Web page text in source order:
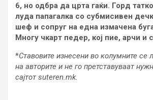
6, но одбра да црта гаќи. Горд
луда папагалка со субмисивен
шеф и сопруг на една измачена
Многу чкарт педер, кој пие, арчи и
*Ставовите изнесени во колумните
на авторите и не го претставуваат
сајтот suteren.mk.